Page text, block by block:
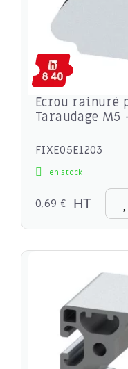
Ecrou rainuré
Taraudage M5
FIXE05E1203
en stock
0,69 € HT